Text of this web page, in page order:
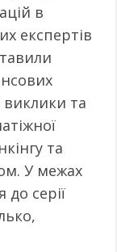
в
експертів
виклики та
та
У межах
серії